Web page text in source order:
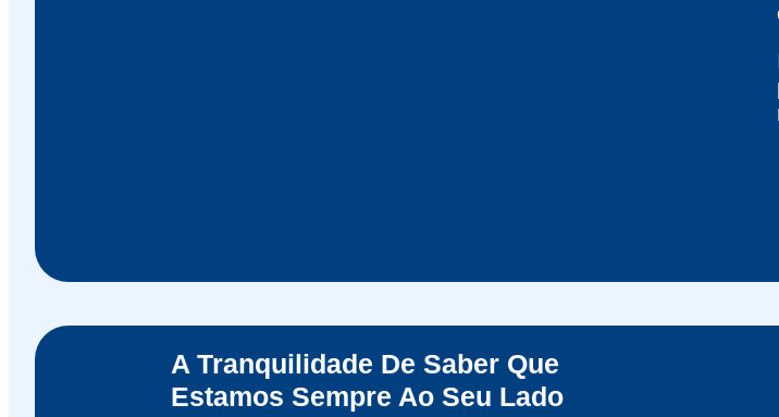
A Tranquilidade De Saber Que
Estamos Sempre Ao Seu Lado